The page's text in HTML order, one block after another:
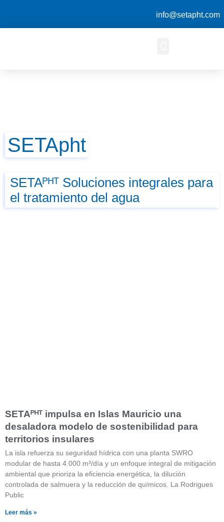
info@setapht.com
SETApht
SETAᴾᴴᵀ Soluciones integrales para
el tratamiento del agua
SETAᴾᴴᵀ impulsa en Islas Mauricio una
desaladora modelo de sostenibilidad para
territorios insulares
La isla refuerza su seguridad hídrica con una planta SWRO
modular de hasta 4.000 m³/día y un enfoque integral de mitigación
ambiental que prioriza la eficiencia energética, la dilución
controlada de salmuera y la reducción de químicos. La Rodrigues
Public
Leer más »